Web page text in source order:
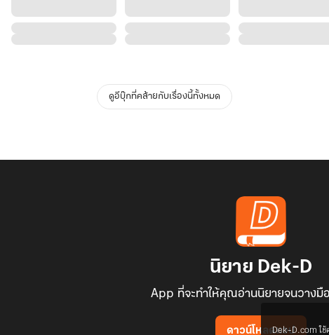
ดูอีบุ๊กที่คล้ายกับเรื่องนี้ทั้งหมด
นิยาย Dek-D
App ที่จะทำให้คุณอ่านนิยายจนวางมื
ดาวน์โหลดแอปDek-D.com ใ